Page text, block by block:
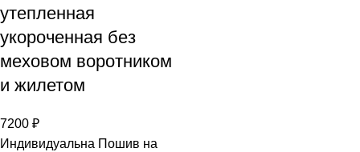
утепленная
укороченная без
меховом воротником
и жилетом
7200 ₽
Индивидуальна Пошив на